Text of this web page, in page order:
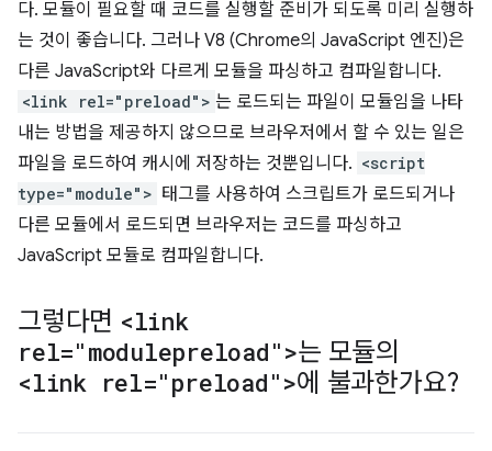
다. 모듈이 필요할 때 코드를 실행할 준비가 되도록 미리 실행하
는 것이 좋습니다. 그러나 V8 (Chrome의 JavaScript 엔진)은
다른 JavaScript와 다르게 모듈을 파싱하고 컴파일합니다.
<link rel="preload"> 는 로드되는 파일이 모듈임을 나타
내는 방법을 제공하지 않으므로 브라우저에서 할 수 있는 일은
파일을 로드하여 캐시에 저장하는 것뿐입니다. <script
type="module"> 태그를 사용하여 스크립트가 로드되거나
다른 모듈에서 로드되면 브라우저는 코드를 파싱하고
JavaScript 모듈로 컴파일합니다.
그렇다면 <link
rel="modulepreload">는 모듈의
<link rel="preload">에 불과한가요?